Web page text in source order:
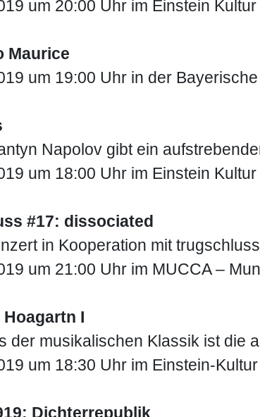
um 20:00 Uhr im Einstein
Maurice
um 19:00 Uhr in der
Napolov gibt ein
um 18:00 Uhr im Einstein
#17: dissociated
in Kooperation mit
um 21:00 Uhr im MUCCA –
Hoagartn I
der musikalischen Klassik ist die
um 18:30 Uhr im Einstein-
Dichterrepublik